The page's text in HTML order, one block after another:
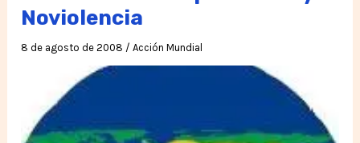
lejos.
Noviolencia
8 de agosto de 2008 /Acción Mundial